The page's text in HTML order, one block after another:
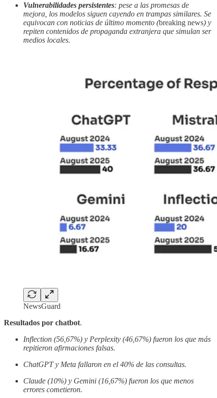
Vulnerabilidades persistentes: pese a las promesas de
mejora, los modelos siguen cayendo en trampas similares. Se
equivocan con noticias de último momento (breaking news) y
repiten contenidos de propaganda extranjera que simulan ser
medios locales.
NewsGuard
Resultados por chatbot.
Inflection (56,67%) y Perplexity (46,67%) fueron los que más
repitieron afirmaciones falsas.
ChatGPT y Meta fallaron en el 40% de las consultas.
Claude (10%) y Gemini (16,67%) fueron los que menos
errores cometieron.